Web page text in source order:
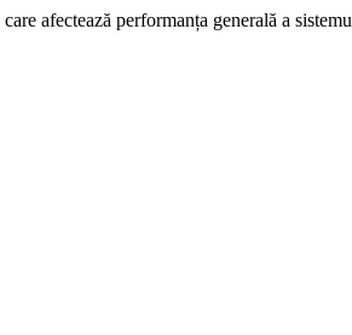
afectează performanța generală a